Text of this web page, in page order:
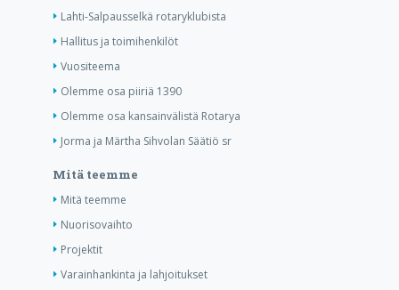
Lahti-Salpausselkä rotaryklubista
Hallitus ja toimihenkilöt
Vuositeema
Olemme osa piiriä 1390
Olemme osa kansainvälistä Rotarya
Jorma ja Märtha Sihvolan Säätiö sr
Mitä teemme
Mitä teemme
Nuorisovaihto
Projektit
Varainhankinta ja lahjoitukset